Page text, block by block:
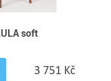
soft
3 751 Kč